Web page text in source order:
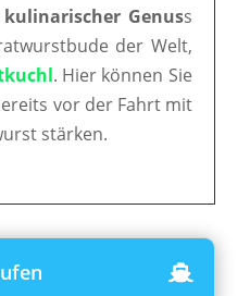
kulinarischer Genuss
der Welt,
. Hier können Sie
vor der Fahrt mit
stärken.